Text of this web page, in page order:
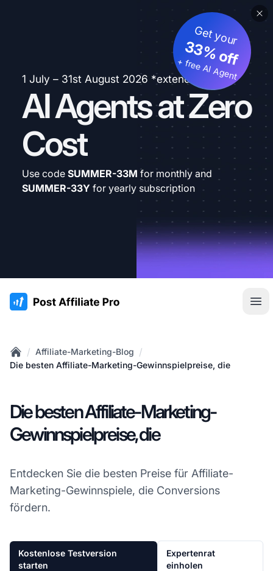
1 July – 31st August 2026 *extended
AI Agents at Zero
Cost
Get your
33% off
+ free AI Agent
Use code SUMMER-33M for monthly and
SUMMER-33Y for yearly subscription
:site.title
Home
/ Affiliate-Marketing-Blog /
Die besten Affiliate-Marketing-Gewinnspielpreise, die
Die besten Affiliate-Marketing-
Gewinnspielpreise, die
Entdecken Sie die besten Preise für Affiliate-
Marketing-Gewinnspiele, die Conversions
fördern.
Kostenlose Testversion
starten
Expertenrat
einholen